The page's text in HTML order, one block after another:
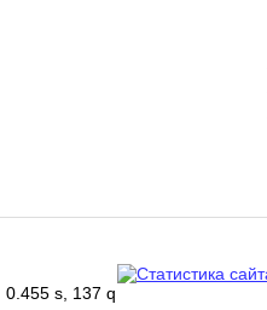
0.455 s, 137 q